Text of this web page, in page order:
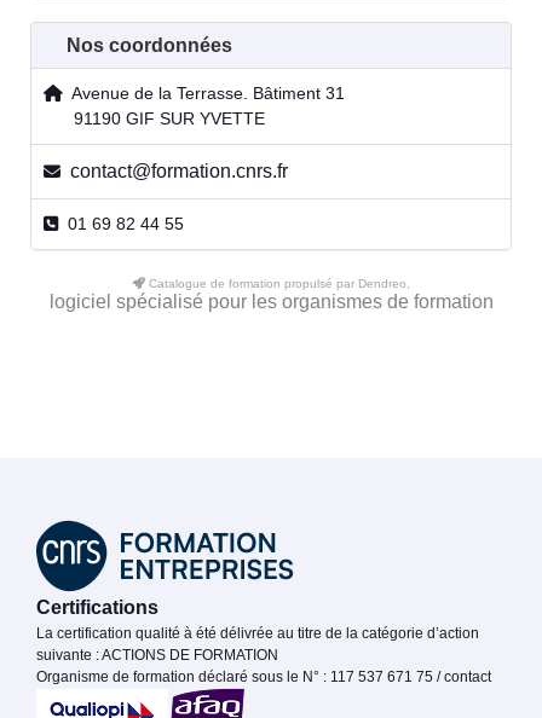
Nos coordonnées
Avenue de la Terrasse. Bâtiment 31
91190 GIF SUR YVETTE
contact@formation.cnrs.fr
01 69 82 44 55
Catalogue de formation propulsé par Dendreo,
logiciel spécialisé pour les organismes de formation
Certifications
La certification qualité à été délivrée au titre de la catégorie d’action
suivante : ACTIONS DE FORMATION
Organisme de formation déclaré sous le N° : 117 537 671 75 / contact